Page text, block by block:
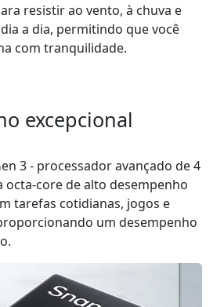
resistir ao vento, à chuva e
a dia, permitindo que você
com tranquilidade.
excepcional
3 - processador avançado de 4
octa-core de alto desempenho
tarefas cotidianas, jogos e
um desempenho